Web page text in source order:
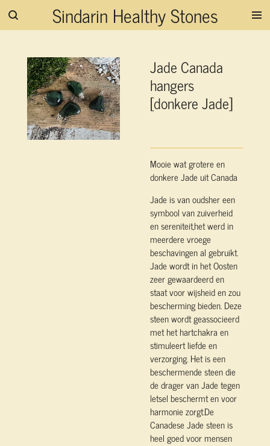
Ga
hoofdinhoud
Sindarin Healthy Stones
Jade Canada
hangers
[donkere Jade]
Mooie wat grotere en
donkere Jade uit Canada
Jade is van oudsher een
symbool van zuiverheid
en sereniteit,het werd in
meerdere vroege
beschavingen al gebruikt.
Jade wordt in het Oosten
zeer gewaardeerd en
staat voor wijsheid en zou
bescherming bieden. Deze
steen wordt geassocieerd
met het hartchakra en
stimuleert liefde en
verzorging. Het is een
beschermende steen die
de drager van Jade tegen
letsel beschermt en voor
harmonie zorgt.De
Canadese Jade steen is
heel goed voor mensen